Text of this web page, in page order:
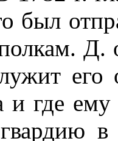
был
Д.
его
и где